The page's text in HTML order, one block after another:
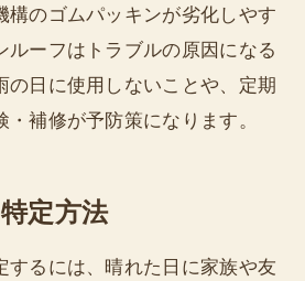
構のゴムパッキンが劣化しやす
ルーフはトラブルの原因になる
の日に使用しないことや、定期
補修が予防策になります。
定方法
するには、晴れた日に家族や友